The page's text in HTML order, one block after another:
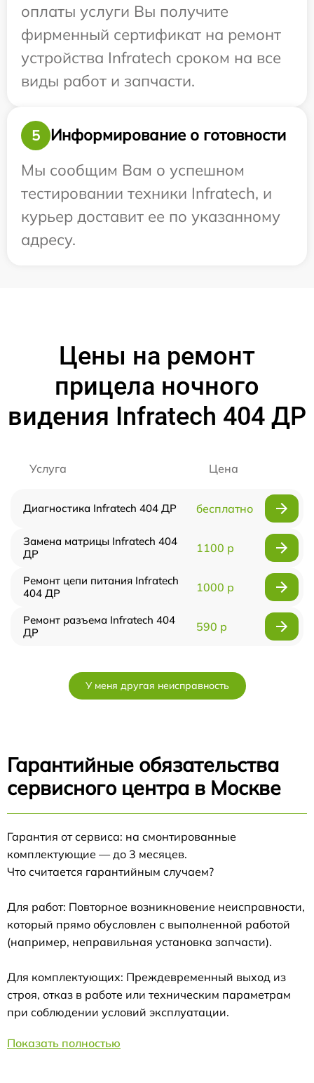
оплаты услуги Вы получите
фирменный сертификат на ремонт
устройства Infratech сроком на все
виды работ и запчасти.
5
Информирование о готовности
Мы сообщим Вам о успешном
тестировании техники Infratech, и
курьер доставит ее по указанному
адресу.
Цены на ремонт
прицела ночного
видения Infratech 404 ДР
Услуга Цена
Диагностика Infratech 404 ДР бесплатно
Замена матрицы Infratech 404
ДР
1100 р
Ремонт цепи питания Infratech
404 ДР
1000 р
Ремонт разъема Infratech 404
ДР
590 р
У меня другая неисправность
Гарантийные обязательства
сервисного центра в Москве
Гарантия от сервиса: на смонтированные
комплектующие — до 3 месяцев.
Что считается гарантийным случаем?
Для работ: Повторное возникновение неисправности,
который прямо обусловлен с выполненной работой
(например, неправильная установка запчасти).
Для комплектующих: Преждевременный выход из
строя, отказ в работе или техническим параметрам
при соблюдении условий эксплуатации.
Показать полностью